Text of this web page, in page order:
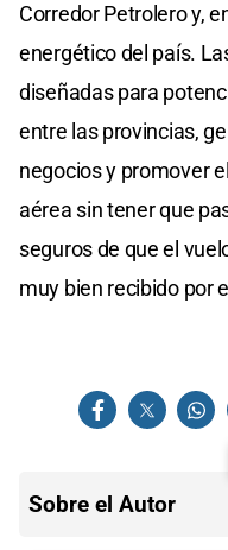
Corredor Petrolero y,
energético del país.
diseñadas para
entre las provincias,
negocios y promover
aérea sin tener que
seguros de que el
muy bien recibido por
Sobre el Autor